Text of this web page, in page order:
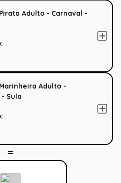
Adulto - Carnaval -
Adulto -
Sula